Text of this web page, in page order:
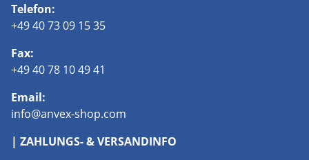
Telefon:
+49 40 73 09 15 35
Fax:
+49 40 78 10 49 41
Email:
info@anvex-shop.com
| ZAHLUNGS- & VERSANDINFO